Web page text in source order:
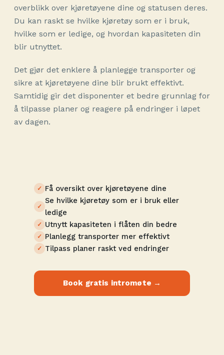
overblikk over kjøretøyene dine og statusen deres.
Du kan raskt se hvilke kjøretøy som er i bruk,
hvilke som er ledige, og hvordan kapasiteten din
blir utnyttet.
Det gjør det enklere å planlegge transporter og
sikre at kjøretøyene dine blir brukt effektivt.
Samtidig gir det disponenter et bedre grunnlag for
å tilpasse planer og reagere på endringer i løpet
av dagen.
Få oversikt over kjøretøyene dine
Se hvilke kjøretøy som er i bruk eller
ledige
Utnytt kapasiteten i flåten din bedre
Planlegg transporter mer effektivt
Tilpass planer raskt ved endringer
Book gratis intromøte →